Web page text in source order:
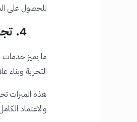
للحصول على
4. تجربة مستخدم تضعك في الأولوية
ما يميز خدمات
التجربة وبناء
هذه الميزات
والاعتماد